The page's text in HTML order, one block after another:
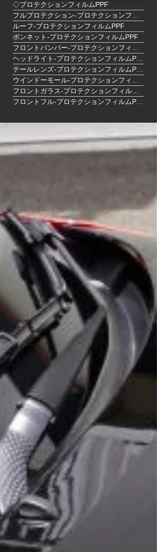
◇プロテクションフィルムPPF
ルーフ-プロテクションフィルムPPF
ボンネット-プロテクションフィルムPPF